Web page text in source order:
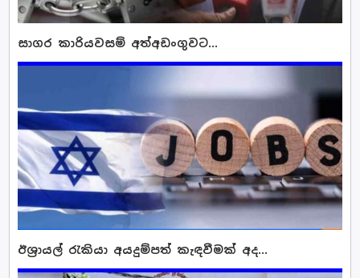
සාගර කාරියවසම් අත්අඩංගුවට...
ඊශ්‍රායල් රැකියා අයදුම්පත් කැඳවීමක් අද...